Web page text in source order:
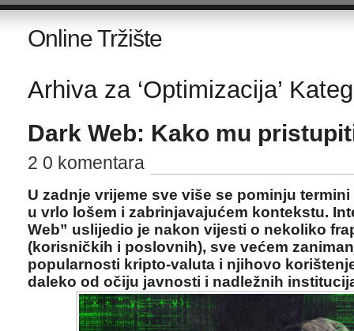
Online Tržište
Arhiva za ‘Optimizacija’
Dark Web: Kako mu
2 0 komentara
U zadnje vrijeme sve više se pominju termini
u vrlo lošem i zabrinjavajućem kontekstu.
Web” uslijedio je nakon vijesti o nekoliko
(korisničkih i poslovnih), sve većem
popularnosti kripto-valuta i njihovo
daleko od očiju javnosti i nadležnih